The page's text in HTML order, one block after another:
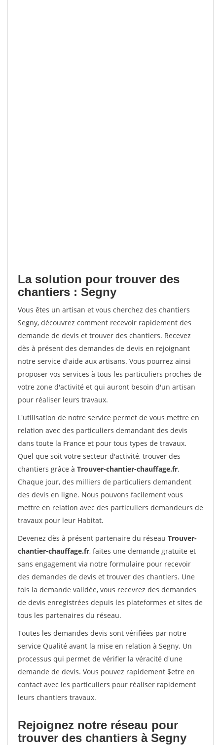
La solution pour trouver des
chantiers : Segny
Vous êtes un artisan et vous cherchez des chantiers
Segny, découvrez comment recevoir rapidement des
demande de devis et trouver des chantiers. Recevez
dès à présent des demandes de devis en rejoignant
notre service d'aide aux artisans. Vous pourrez ainsi
proposer vos services à tous les particuliers proches de
votre zone d'activité et qui auront besoin d'un artisan
pour réaliser leurs travaux.
L'utilisation de notre service permet de vous mettre en
relation avec des particuliers demandant des devis
dans toute la France et pour tous types de travaux.
Quel que soit votre secteur d'activité, trouver des
chantiers grâce à Trouver-chantier-chauffage.fr.
Chaque jour, des milliers de particuliers demandent
des devis en ligne. Nous pouvons facilement vous
mettre en relation avec des particuliers demandeurs de
travaux pour leur Habitat.
Devenez dès à présent partenaire du réseau Trouver-
chantier-chauffage.fr, faites une demande gratuite et
sans engagement via notre formulaire pour recevoir
des demandes de devis et trouver des chantiers. Une
fois la demande validée, vous recevrez des demandes
de devis enregistrées depuis les plateformes et sites de
tous les partenaires du réseau.
Toutes les demandes devis sont vérifiées par notre
service Qualité avant la mise en relation à Segny. Un
processus qui permet de vérifier la véracité d'une
demande de devis. Vous pouvez rapidement $etre en
contact avec les particuliers pour réaliser rapidement
leurs chantiers travaux.
Rejoignez notre réseau pour
trouver des chantiers à Segny